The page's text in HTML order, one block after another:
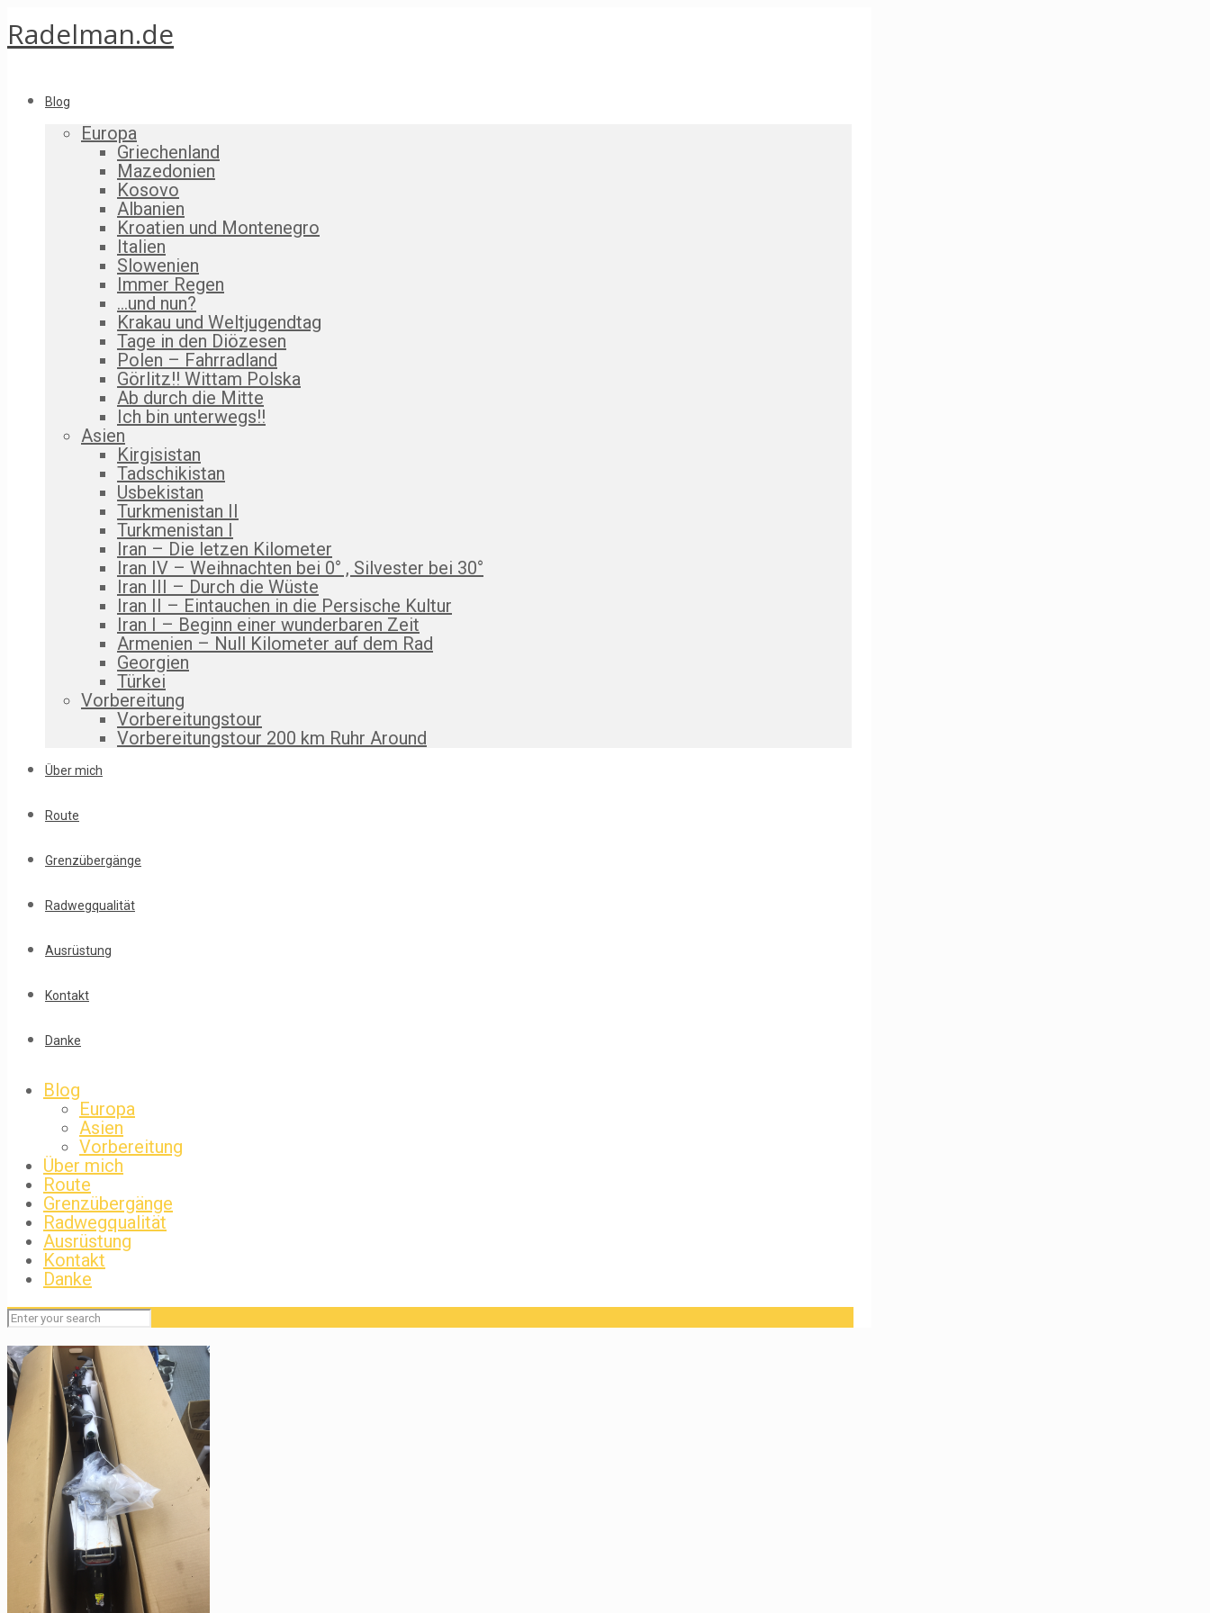
Radelman.de
Blog
Europa
Griechenland
Mazedonien
Kosovo
Albanien
Kroatien und Montenegro
Italien
Slowenien
Immer Regen
…und nun?
Krakau und Weltjugendtag
Tage in den Diözesen
Polen – Fahrradland
Görlitz!! Wittam Polska
Ab durch die Mitte
Ich bin unterwegs!!
Asien
Kirgisistan
Tadschikistan
Usbekistan
Turkmenistan II
Turkmenistan I
Iran – Die letzen Kilometer
Iran IV – Weihnachten bei 0° , Silvester bei 30°
Iran III – Durch die Wüste
Iran II – Eintauchen in die Persische Kultur
Iran I – Beginn einer wunderbaren Zeit
Armenien – Null Kilometer auf dem Rad
Georgien
Türkei
Vorbereitung
Vorbereitungstour
Vorbereitungstour 200 km Ruhr Around
Über mich
Route
Grenzübergänge
Radwegqualität
Ausrüstung
Kontakt
Danke
Blog
Europa
Asien
Vorbereitung
Über mich
Route
Grenzübergänge
Radwegqualität
Ausrüstung
Kontakt
Danke